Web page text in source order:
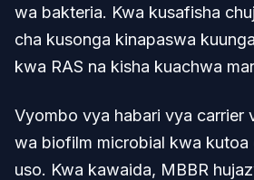
wa bakteria. Kwa kusafisha
cha kusonga kinapaswa
kwa RAS na kisha kuachwa
Vyombo vya habari vya carrier
wa biofilm microbial kwa kutoa
uso. Kwa kawaida, MBBR